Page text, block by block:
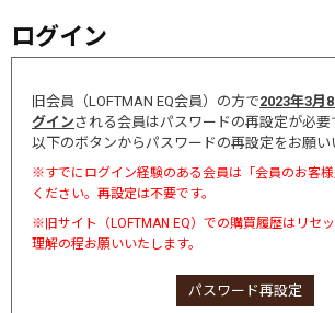
ログイン
旧会員（LOFTMAN EQ会員）の方で2023年3月
グインされる会員はパスワードの再設定が必要
以下のボタンからパスワードの再設定をお願い
※すでにログイン経験のある会員は「会員のお客
ください。再設定は不要です。
※旧サイト（LOFTMAN EQ）での購買履歴はリセ
理解の程お願いいたします。
パスワード再設定